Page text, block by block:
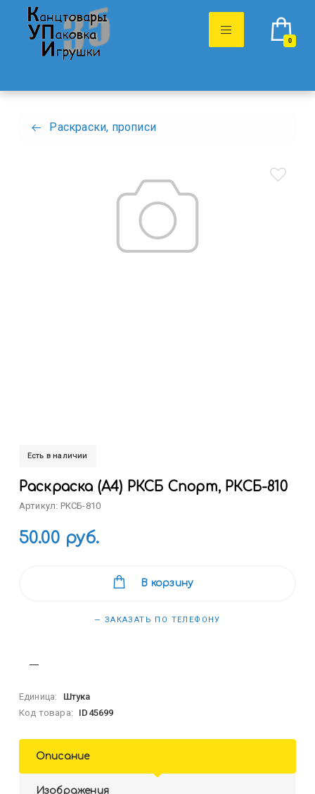
0
Раскраски, прописи
Есть в наличии
Раскраска (А4) РКСБ Спорт, РКСБ-810
Артикул: РКСБ-810
50.00 руб.
В корзину
— ЗАКАЗАТЬ ПО ТЕЛЕФОНУ
Единица:
Штука
Код товара:
ID45699
Описание
Изображения